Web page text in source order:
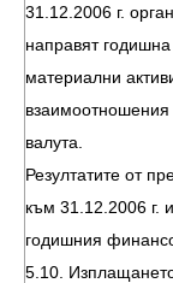
31.12.2006 г.
направят
материални
взаимоотношения
валута.
Резултатите от
към 31.12.2006 г.
годишния
5.10.